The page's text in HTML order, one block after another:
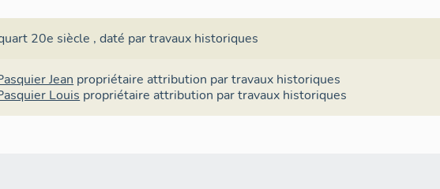
que le logement du contremaître Joseph Collineau. Les bâtiments de
ont disparu et ont été remplacés par un garage automobile.
20e siècle ,daté par travaux historiques
Jean propriétaire attribution par travaux historiques
Louis propriétaire attribution par travaux historiques